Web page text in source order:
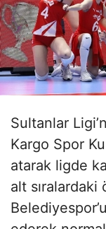
Sultanlar
Kargo Spor
atarak ligde
alt